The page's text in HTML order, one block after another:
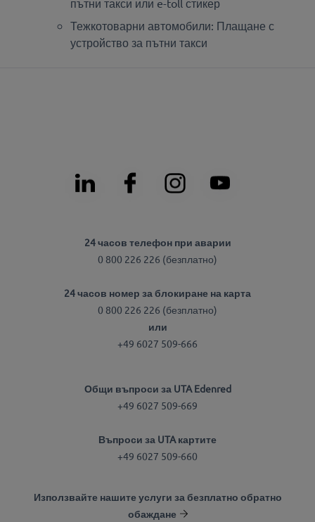
Тежкотоварни автомобили: Плащане с
устройство за пътни такси
24 часов телефон при аварии
0 800 226 226 (безплатно)
24 часов номер за блокиране на карта
0 800 226 226 (безплатно)
или
+49 6027 509-666
Общи въпроси за UTA Edenred
+49 6027 509-669
Въпроси за UTA картите
+49 6027 509-660
Използвайте нашите услуги за безплатно обратно
обаждане